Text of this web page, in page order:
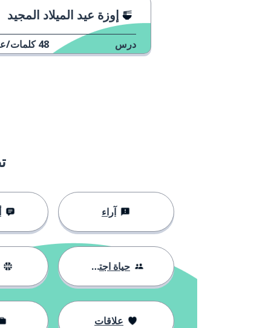
إوزة عيد الميلاد المجيد
درس 48 كلمات/
آراء
حياة اجتماعية
علاقات